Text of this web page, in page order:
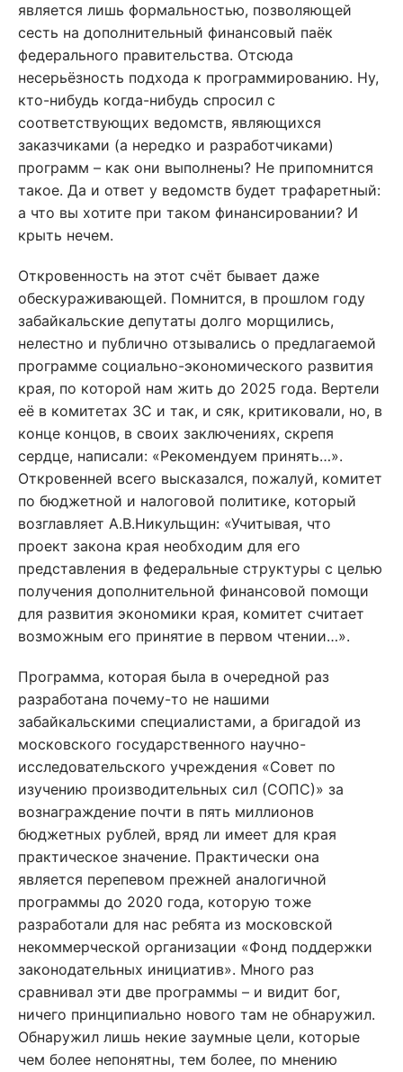
является лишь формальностью, позволяющей
сесть на дополнительный финансовый паёк
федерального правительства. Отсюда
несерьёзность подхода к программированию. Ну,
кто-нибудь когда-нибудь спросил с
соответствующих ведомств, являющихся
заказчиками (а нередко и разработчиками)
программ – как они выполнены? Не припомнится
такое. Да и ответ у ведомств будет трафаретный:
а что вы хотите при таком финансировании? И
крыть нечем.
Откровенность на этот счёт бывает даже
обескураживающей. Помнится, в прошлом году
забайкальские депутаты долго морщились,
нелестно и публично отзывались о предлагаемой
программе социально-экономического развития
края, по которой нам жить до 2025 года. Вертели
её в комитетах ЗС и так, и сяк, критиковали, но, в
конце концов, в своих заключениях, скрепя
сердце, написали: «Рекомендуем принять…».
Откровенней всего высказался, пожалуй, комитет
по бюджетной и налоговой политике, который
возглавляет А.В.Никульщин: «Учитывая, что
проект закона края необходим для его
представления в федеральные структуры с целью
получения дополнительной финансовой помощи
для развития экономики края, комитет считает
возможным его принятие в первом чтении…».
Программа, которая была в очередной раз
разработана почему-то не нашими
забайкальскими специалистами, а бригадой из
московского государственного научно-
исследовательского учреждения «Совет по
изучению производительных сил (СОПС)» за
вознаграждение почти в пять миллионов
бюджетных рублей, вряд ли имеет для края
практическое значение. Практически она
является перепевом прежней аналогичной
программы до 2020 года, которую тоже
разработали для нас ребята из московской
некоммерческой организации «Фонд поддержки
законодательных инициатив». Много раз
сравнивал эти две программы – и видит бог,
ничего принципиально нового там не обнаружил.
Обнаружил лишь некие заумные цели, которые
чем более непонятны, тем более, по мнению